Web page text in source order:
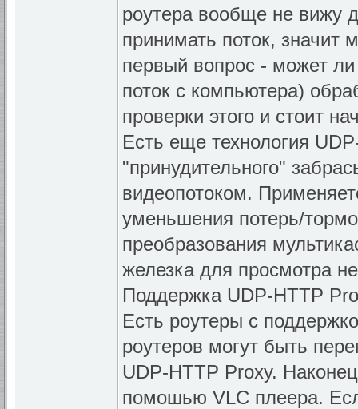
роутера вообще не вижу
принимать поток, значит
первый вопрос - может ли
поток с компьютера)
проверки этого и стоит
Есть еще технология
"принудительного"
видеопотоком.
уменьшения потерь/
преобразования
железка для просмотра
Поддержка UDP-HTTP
Есть роутеры с
роутеров могут быть
UDP-HTTP Proxy.
помошью VLC плеера.